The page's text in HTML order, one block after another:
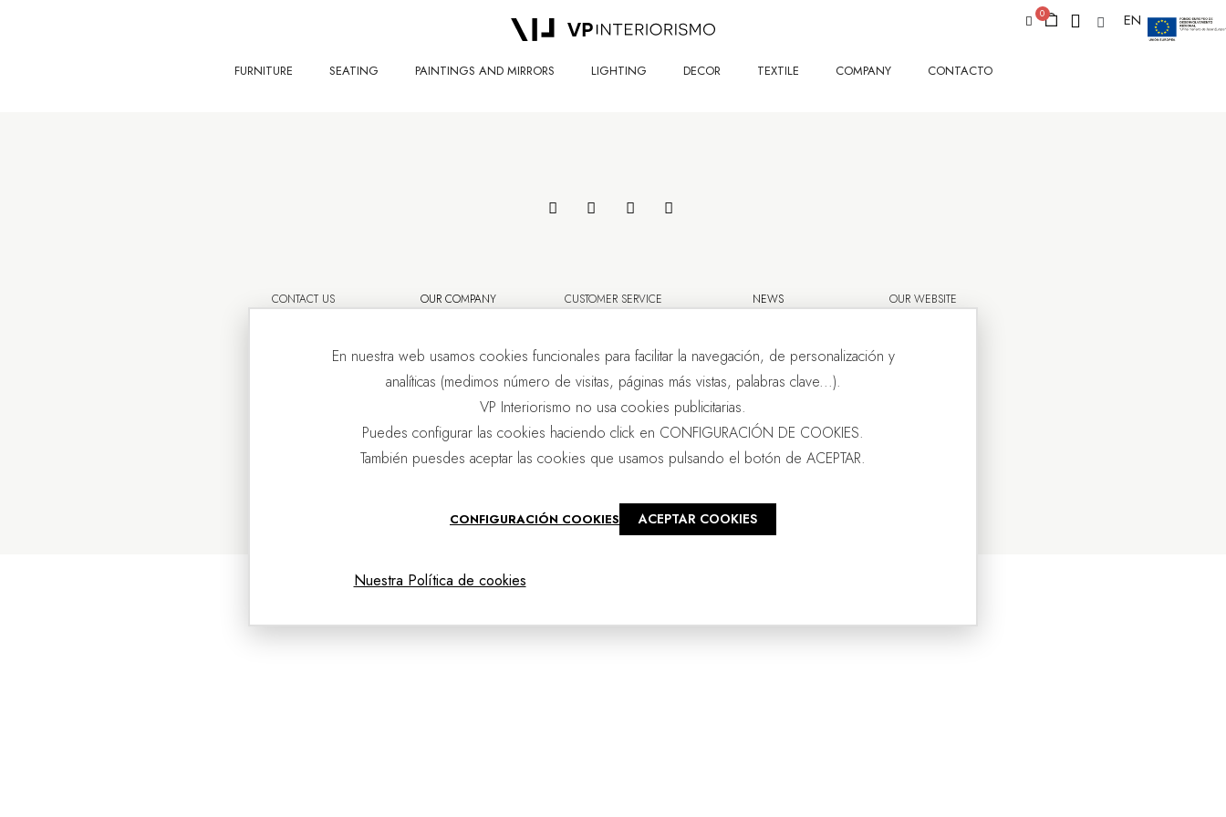
EN
FURNITURE SEATING PAINTINGS AND MIRRORS LIGHTING DECOR TEXTILE COMPANY CONTACTO
CONTACT US OUR COMPANY CUSTOMER SERVICE NEWS OUR WEBSITE
En nuestra web usamos cookies funcionales para facilitar la navegación, de personalización y
analíticas (medimos número de visitas, páginas más vistas, palabras clave...).
VP Interiorismo no usa cookies publicitarias.
Puedes configurar las cookies haciendo click en CONFIGURACIÓN DE COOKIES.
También puesdes aceptar las cookies que usamos pulsando el botón de ACEPTAR.
CONFIGURACIÓN COOKIES ACEPTAR COOKIES
Nuestra Política de cookies